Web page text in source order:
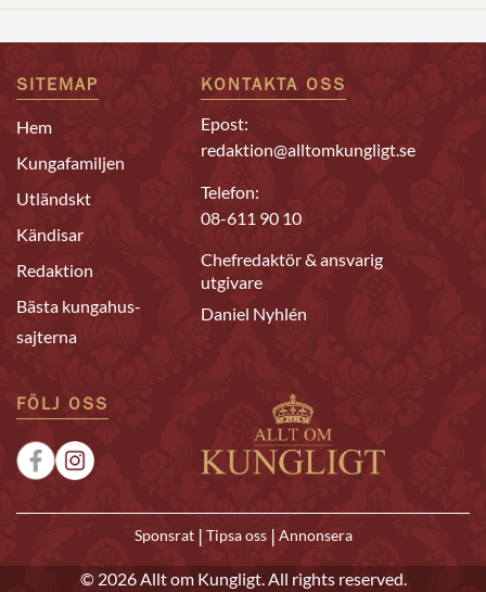
SITEMAP
Hem
Kungafamiljen
Utländskt
Kändisar
Redaktion
Bästa kungahus-
sajterna
KONTAKTA OSS
Epost:
redaktion@alltomkungligt.se
Telefon:
08-611 90 10
Chefredaktör & ansvarig
utgivare
Daniel Nyhlén
FÖLJ OSS
Sponsrat | Tipsa oss | Annonsera
© 2026 Allt om Kungligt. All rights reserved.